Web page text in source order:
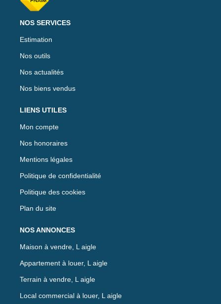
NOS SERVICES
Estimation
Nos outils
Nos actualités
Nos biens vendus
LIENS UTILES
Mon compte
Nos honoraires
Mentions légales
Politique de confidentialité
Politique des cookies
Plan du site
NOS ANNONCES
Maison à vendre, L aigle
Appartement à louer, L aigle
Terrain à vendre, L aigle
Local commercial à louer, L aigle